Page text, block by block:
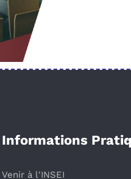
Informations
Venir à l'INSEI